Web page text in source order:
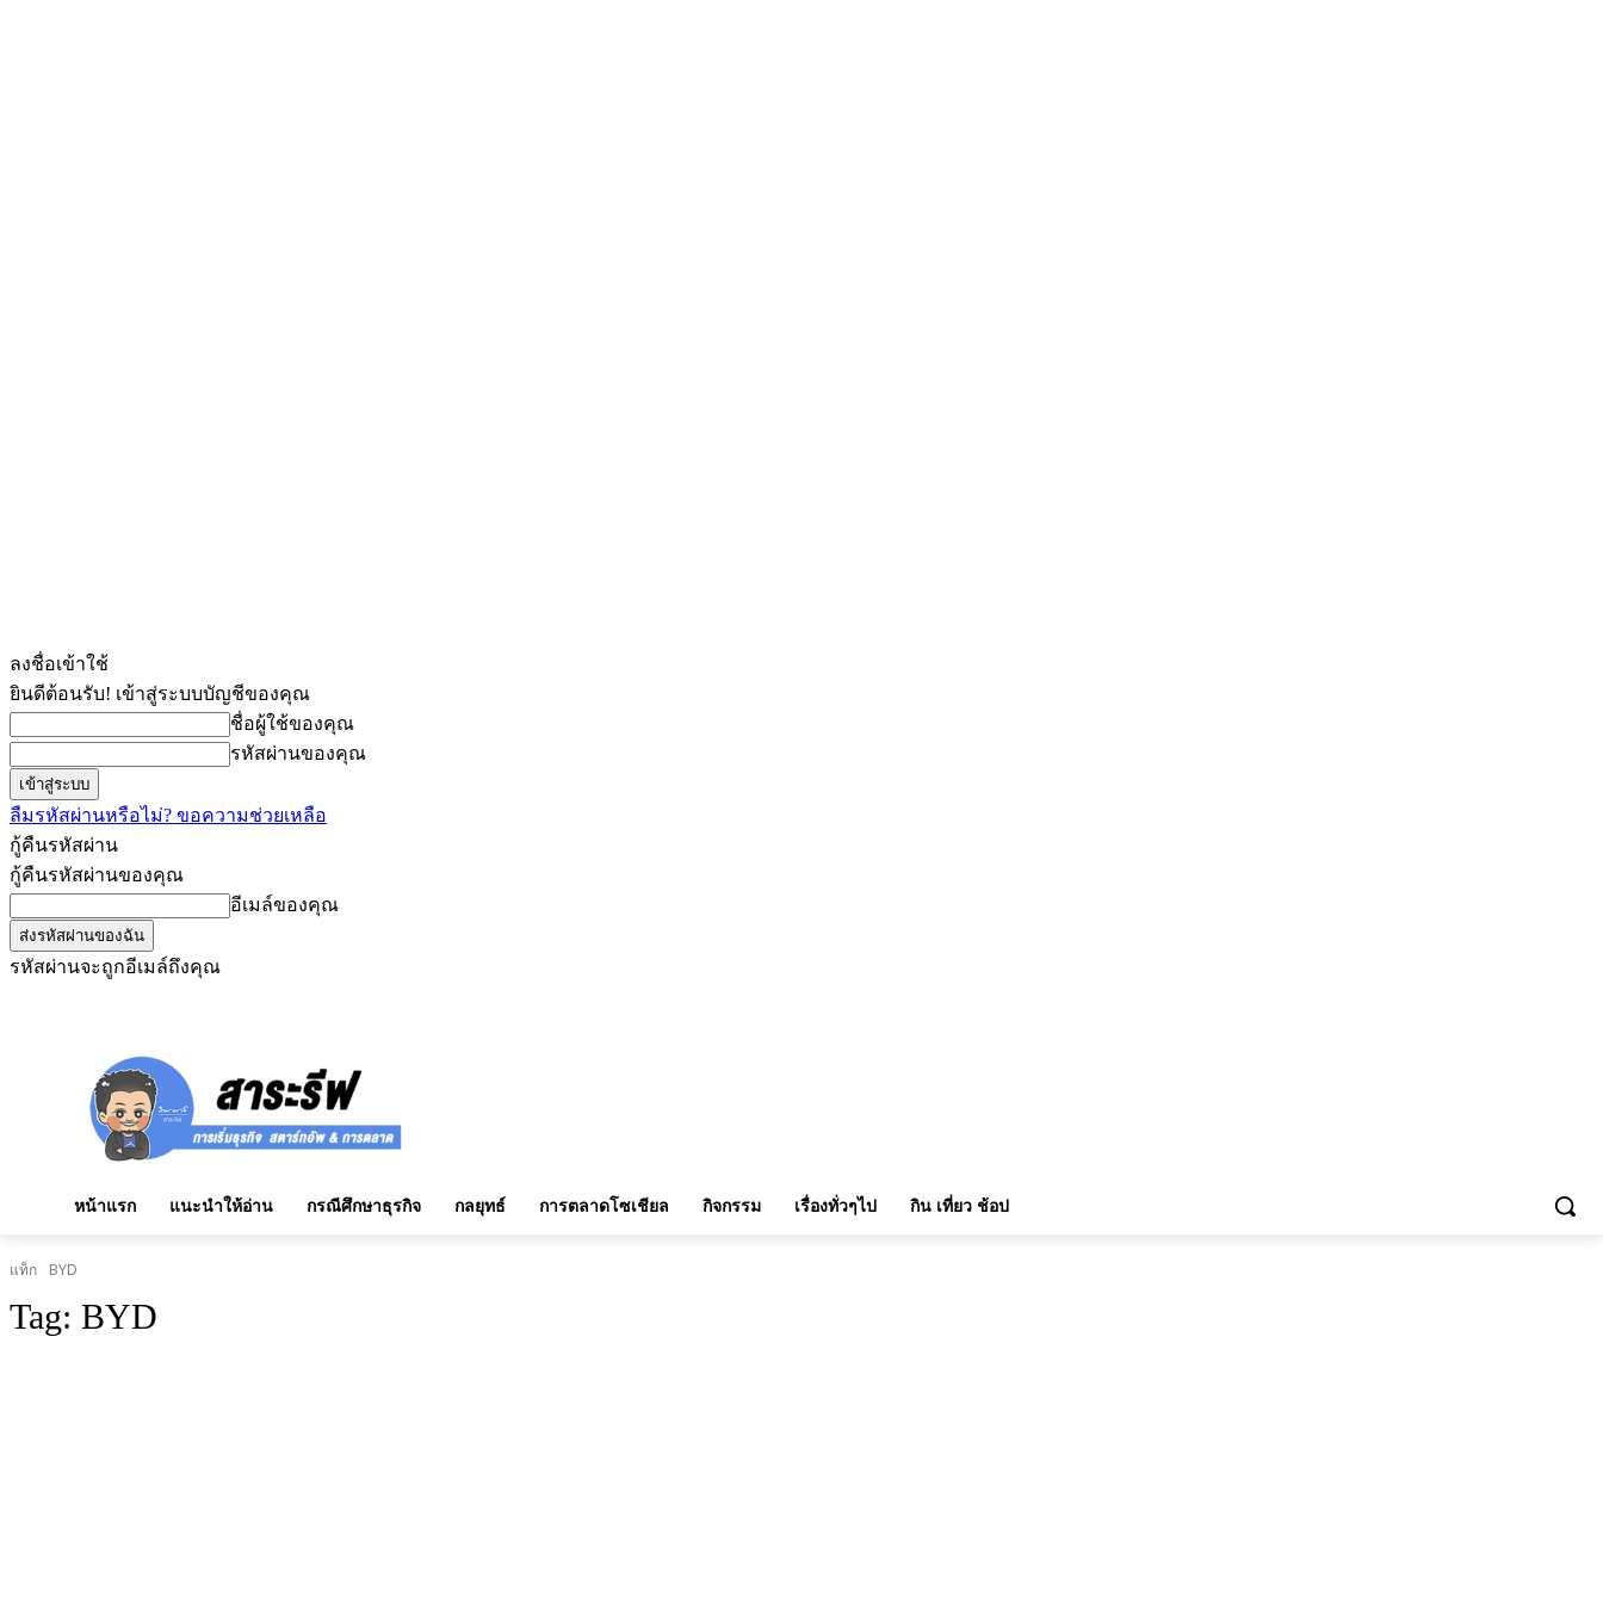
ลงชื่อเข้าใช้
ยินดีต้อนรับ! เข้าสู่ระบบบัญชีของคุณ
ชื่อผู้ใช้ของคุณ
รหัสผ่านของคุณ
ลืมรหัสผ่านหรือไม่? ขอความช่วยเหลือ
กู้คืนรหัสผ่าน
กู้คืนรหัสผ่านของคุณ
อีเมล์ของคุณ
รหัสผ่านจะถูกอีเมล์ถึงคุณ
หน้าแรก แนะนำให้อ่าน กรณีศึกษาธุรกิจ กลยุทธ์ การตลาดโซเชียล กิจกรรม เรื่องทั่วๆไป กิน เที่ยว ช้อป
แท็ก BYD
Tag: BYD